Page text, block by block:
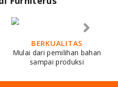
BERKUALITAS
Mulai dari pemilihan bahan
sampai produksi